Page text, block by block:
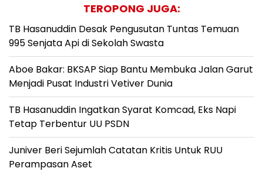
TEROPONG JUGA:
TB Hasanuddin Desak Pengusutan Tuntas Temuan
995 Senjata Api di Sekolah Swasta
Aboe Bakar: BKSAP Siap Bantu Membuka Jalan Garut
Menjadi Pusat Industri Vetiver Dunia
TB Hasanuddin Ingatkan Syarat Komcad, Eks Napi
Tetap Terbentur UU PSDN
Juniver Beri Sejumlah Catatan Kritis Untuk RUU
Perampasan Aset